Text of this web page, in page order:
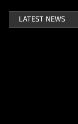
LATEST NEWS